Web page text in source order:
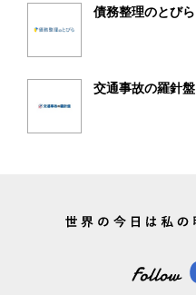
債務整理のとびら
交通事故の羅針盤